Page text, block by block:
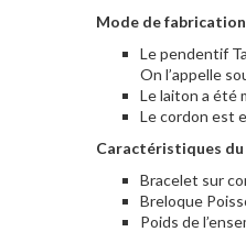
Mode de
Le pendentif
On l’appelle
Le laiton a été
Le cordon est
Caractéristiques
Bracelet sur
Breloque
Poids de